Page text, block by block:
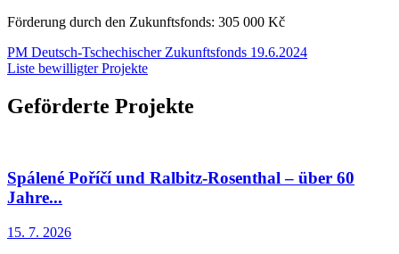
Förderung durch den Zukunftsfonds: 305 000 Kč
PM Deutsch-Tschechischer Zukunftsfonds 19.6.2024
Liste bewilligter Projekte
Geförderte Projekte
Spálené Poříčí und Ralbitz-Rosenthal – über 60
Jahre...
15. 7. 2026